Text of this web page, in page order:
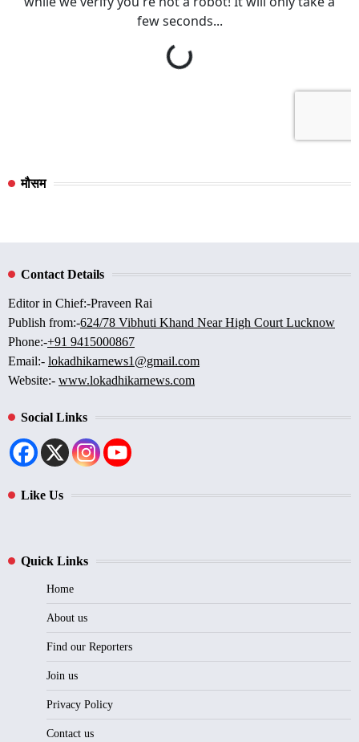
मौसम
Contact Details
Editor in Chief:-Praveen Rai
Publish from:-624/78 Vibhuti Khand Near High Court Lucknow
Phone:-+91 9415000867
Email:- lokadhikarnews1@gmail.com
Website:- www.lokadhikarnews.com
Social Links
Like Us
Quick Links
Home
About us
Find our Reporters
Join us
Privacy Policy
Contact us